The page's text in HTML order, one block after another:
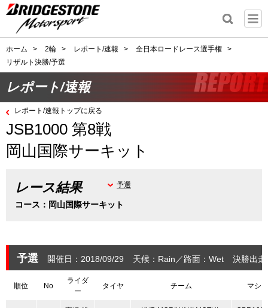
ホーム > 2輪 > レポート/速報 > 全日本ロードレース選手権
>
リザルト決勝/予選
レポート/速報
レポート/速報トップに戻る
JSB1000 第8戦
岡山国際サーキット
レース結果
コース：岡山国際サーキット
予選
予選 開催日：2018/09/29 天候：Rain 路面：Wet 決勝出
順位 No
ライダ
ー
タイヤ チーム マシン